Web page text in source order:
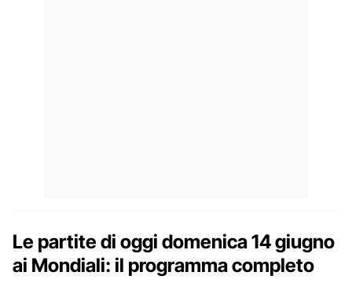
Le partite di oggi domenica 14 giugno
ai Mondiali: il programma completo